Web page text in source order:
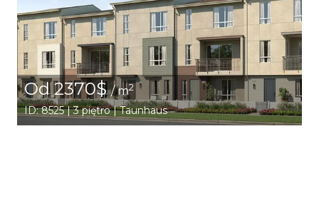
Od 2370$/ m2
ID: 8525 | 3 piętro | Taunhaus